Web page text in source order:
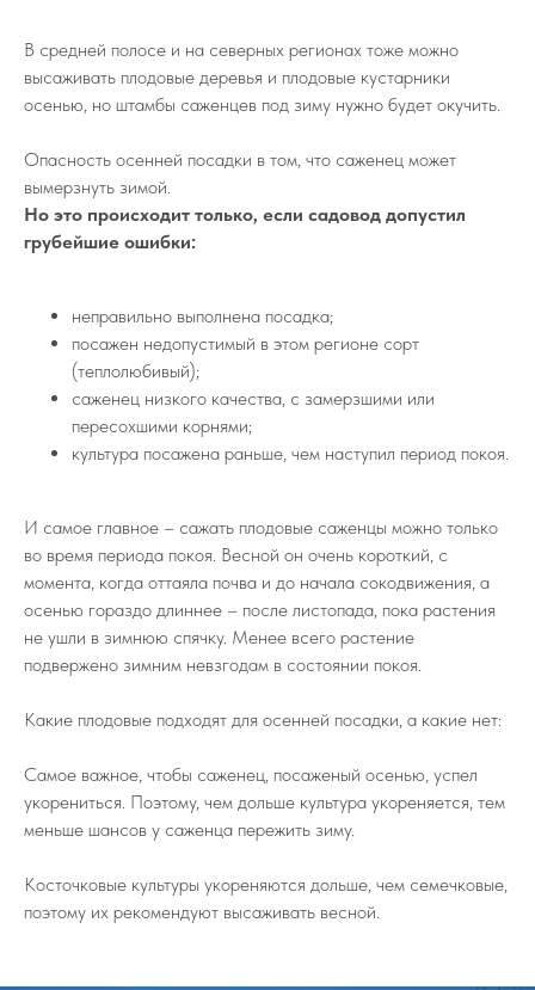
В средней полосе и на северных регионах тоже можно
высаживать плодовые деревья и плодовые кустарники
осенью, но штамбы саженцев под зиму нужно будет окучить.
Опасность осенней посадки в том, что саженец может
вымерзнуть зимой.
Но это происходит только, если садовод допустил
грубейшие ошибки:
неправильно выполнена посадка;
посажен недопустимый в этом регионе сорт
(теплолюбивый);
саженец низкого качества, с замерзшими или
пересохшими корнями;
культура посажена раньше, чем наступил период покоя.
И самое главное – сажать плодовые саженцы можно только
во время периода покоя. Весной он очень короткий, с
момента, когда оттаяла почва и до начала сокодвижения, а
осенью гораздо длиннее – после листопада, пока растения
не ушли в зимнюю спячку. Менее всего растение
подвержено зимним невзгодам в состоянии покоя.
Какие плодовые подходят для осенней посадки, а какие нет:
Самое важное, чтобы саженец, посаженый осенью, успел
укорениться. Поэтому, чем дольше культура укореняется, тем
меньше шансов у саженца пережить зиму.
Косточковые культуры укореняются дольше, чем семечковые,
поэтому их рекомендуют высаживать весной.